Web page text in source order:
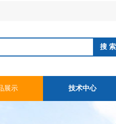
展示 技术中心